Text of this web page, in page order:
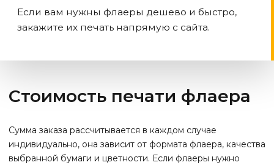
Если вам нужны флаеры дешево и быстро,
закажите их печать напрямую с сайта.
Стоимость печати флаера
Сумма заказа рассчитывается в каждом случае
индивидуально, она зависит от формата флаера, качества
выбранной бумаги и цветности. Если флаеры нужно